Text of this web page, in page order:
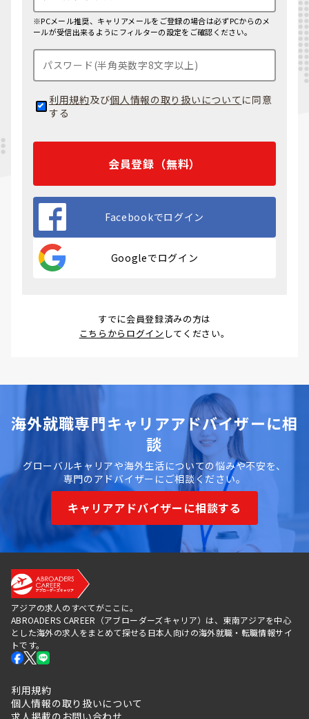
※PCメール推奨、キャリアメールをご登録の場合は必ずPCからのメ
ールが受信出来るようにフィルターの設定をご確認ください。
利用規約及び個人情報の取り扱いについて に同意
する
会員登録（無料）
Facebookでログイン
Googleでログイン
すでに会員登録済みの方は
こちらからログイン してください。
海外就職専門キャリアアドバイザーに相
談
グローバルキャリアや海外生活についての悩みや不安を、
専門のアドバイザーにご相談ください。
キャリアアドバイザーに相談する
アジアの求人のすべてがここに。
ABROADERS CAREER（アブローダーズキャリア）は、東南アジアを中心
とした海外の求人をまとめて探せる日本人向けの海外就職・転職情報サイ
トです。
利用規約
個人情報の取り扱いについて
求人掲載のお問い合わせ